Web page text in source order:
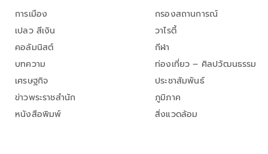
การเมือง
เปลว สีเงิน
คอลัมนิสต์
บทความ
เศรษฐกิจ
ข่าวพระราชสำนัก
หนังสือพิมพ์
กรองสถานการณ์
วาไรตี้
กีฬา
ท่องเที่ยว – ศิลปวัฒนธรรม
ประชาสัมพันธ์
ภูมิภาค
สิ่งแวดล้อม